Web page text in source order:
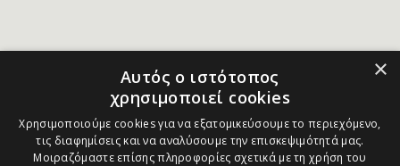
×
Αυτός ο ιστότοπος
χρησιμοποιεί cookies
Χρησιμοποιούμε cookies για να εξατομικεύσουμε το περιεχόμενο,
τις διαφημίσεις και να αναλύσουμε την επισκεψιμότητά μας.
Μοιραζόμαστε επίσης πληροφορίες σχετικά με τη χρήση του